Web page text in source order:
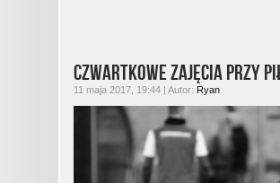
Czwartkowe zajęcia przy
11 maja 2017, 19:44 | Autor: Ryan